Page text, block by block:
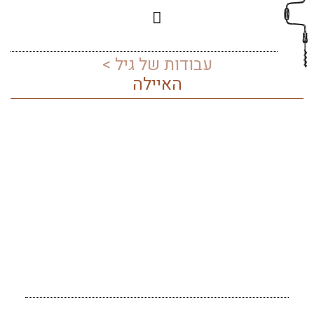
עבודות של גיל >
האיילה